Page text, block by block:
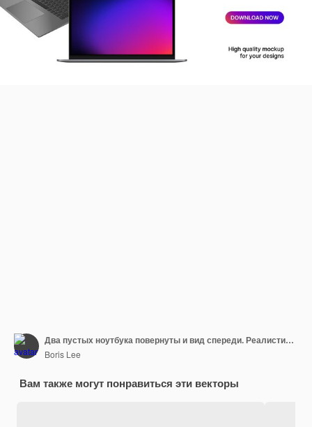
Два пустых ноутбука повернуты и вид спереди. Реалистичные макеты устройств. Векторная иллюстрация
Boris Lee
Вам также могут понравиться эти векторы